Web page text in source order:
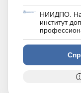
НИИДПО.
институт